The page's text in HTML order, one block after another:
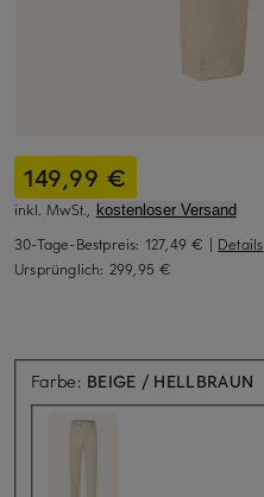
149,99 €
inkl. MwSt., kostenloser Versand
30-Tage-Bestpreis: 127,49 € | Details
Ursprünglich: 299,95 €
Farbe: BEIGE / HELLBRAUN